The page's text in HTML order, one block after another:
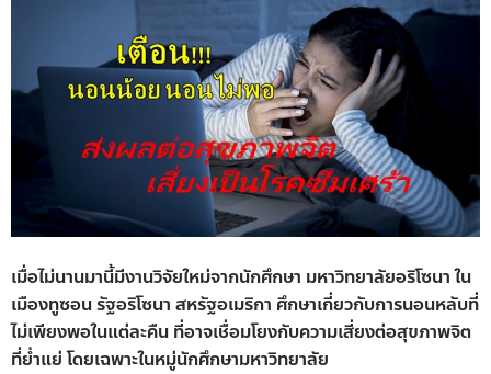
เมื่อไม่นานมานี้มีงานวิจัยใหม่จากนักศึกษา มหาวิทยาลัยอริโซนา ใน
เมืองทูซอน รัฐอริโซนา สหรัฐอเมริกา ศึกษาเกี่ยวกับการนอนหลับที่
ไม่เพียงพอในแต่ละคืน ที่อาจเชื่อมโยงกับความเสี่ยงต่อสุขภาพจิต
ที่ย่ำแย่ โดยเฉพาะในหมู่นักศึกษามหาวิทยาลัย